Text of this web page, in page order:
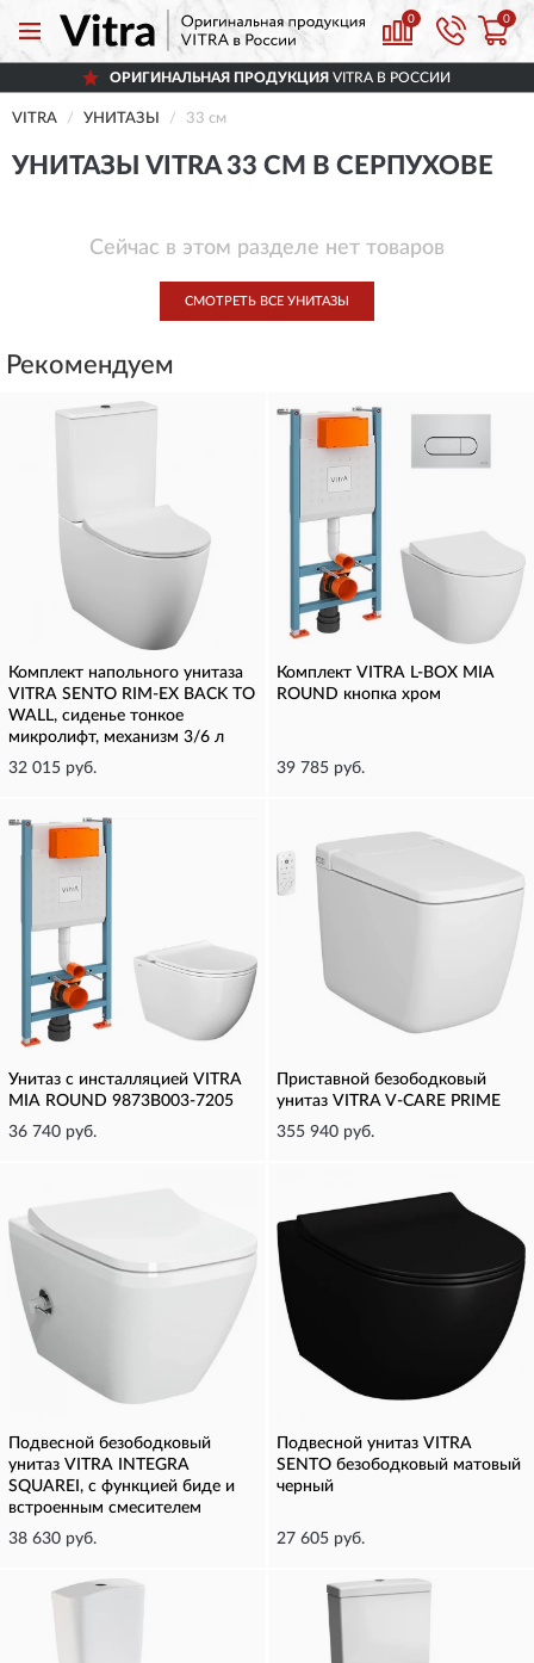
0 0
ОРИГИНАЛЬНАЯ ПРОДУКЦИЯ VITRA В РОССИИ
VITRA УНИТАЗЫ 33 см
УНИТАЗЫ VITRA 33 СМ В СЕРПУХОВЕ
Сейчас в этом разделе нет товаров
СМОТРЕТЬ ВСЕ УНИТАЗЫ
Рекомендуем
Комплект напольного унитаза
VITRA SENTO RIM-EX BACK TO
WALL, сиденье тонкое
микролифт, механизм 3/6 л
32 015 руб.
Комплект VITRA L-BOX MIA
ROUND кнопка хром
39 785 руб.
Унитаз c инсталляцией VITRA
MIA ROUND 9873B003-7205
36 740 руб.
Приставной безободковый
унитаз VITRA V-CARE PRIME
355 940 руб.
Подвесной безободковый
унитаз VITRA INTEGRA
SQUAREI, с функцией биде и
встроенным смесителем
38 630 руб.
Подвесной унитаз VITRA
SENTO безободковый матовый
черный
27 605 руб.